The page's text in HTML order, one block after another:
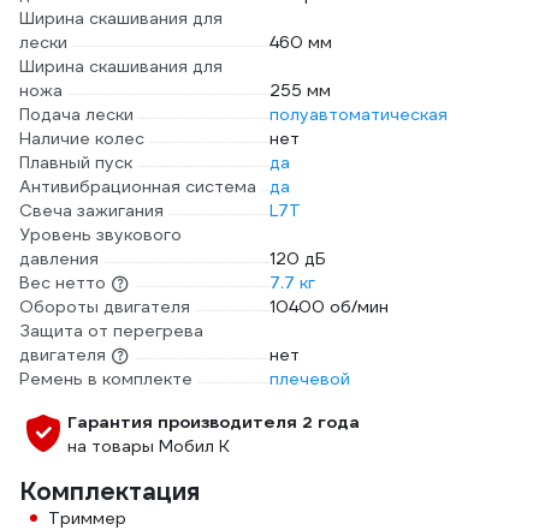
Ширина скашивания для
лески
460 мм
Ширина скашивания для
ножа
255 мм
Подача лески
полуавтоматическая
Наличие колес
нет
Плавный пуск
да
Антивибрационная система
да
Свеча зажигания
L7T
Уровень звукового
давления
120 дБ
Вес нетто
7.7 кг
Обороты двигателя
10400 об/мин
Защита от перегрева
двигателя
нет
Ремень в комплекте
плечевой
Гарантия производителя 2 года
на товары Мобил К
Комплектация
Триммер